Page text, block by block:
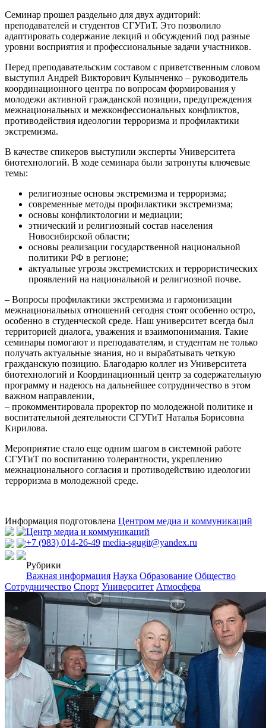
Семинар прошел раздельно для двух аудиторий:
преподавателей и студентов СГУГиТ. Это позволило
адаптировать содержание лекций и обсуждений под разные
уровни восприятия и профессиональные задачи участников.
Перед преподавательским составом с приветственным словом
выступил Андрей Викторович Кулынченко – руководитель
координационного центра по вопросам формирования у
молодежи активной гражданской позиции, предупреждения
межнациональных и межконфессиональных конфликтов,
противодействия идеологии терроризма и профилактики
экстремизма.
В качестве спикеров выступили эксперты Университета
биотехнологий. В ходе семинара были затронуты ключевые
темы:
религиозные основы экстремизма и терроризма;
современные методы профилактики экстремизма;
основы конфликтологии и медиации;
этнический и религиозный состав населения
Новосибирской области;
основы реализации государственной национальной
политики РФ в регионе;
актуальные угрозы экстремистских и террористических
проявлений на национальной и религиозной почве.
– Вопросы профилактики экстремизма и гармонизации
межнациональных отношений сегодня стоят особенно остро,
особенно в студенческой среде. Наш университет всегда был
территорией диалога, уважения и взаимопонимания. Такие
семинары помогают и преподавателям, и студентам не только
получать актуальные знания, но и вырабатывать четкую
гражданскую позицию. Благодарю коллег из Университета
биотехнологий и Координационный центр за содержательную
программу и надеюсь на дальнейшее сотрудничество в этом
важном направлении,
– прокомментировала проректор по молодежной политике и
воспитательной деятельности СГУГиТ Наталья Борисовна
Кирилова.
Мероприятие стало еще одним шагом в системной работе
СГУГиТ по воспитанию толерантности, укреплению
межнационального согласия и противодействию идеологии
терроризма в молодежной среде.
Информация подготовлена Центром медиа и коммуникаций
Центр медиа и коммуникаций
+7 (983) 014-26-49 media-sgugit@yandex.ru
Рубрики
Важная информация Наука Образование Общество
Сотрудничество Спорт Университет Атмосфера